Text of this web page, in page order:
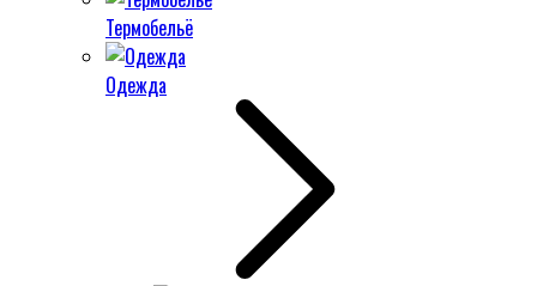
Термобельё
Одежда